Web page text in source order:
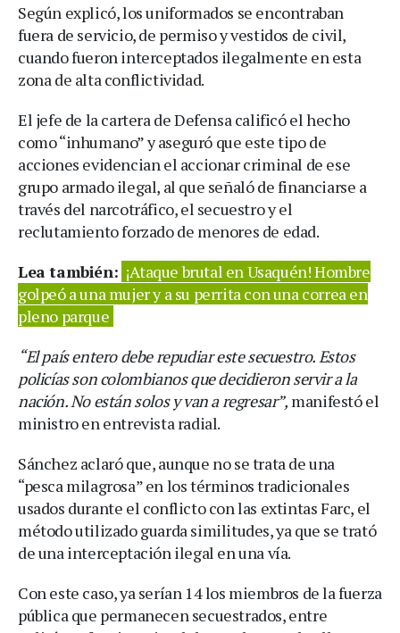
Según explicó, los uniformados se encontraban
fuera de servicio, de permiso y vestidos de civil,
cuando fueron interceptados ilegalmente en esta
zona de alta conflictividad.
El jefe de la cartera de Defensa calificó el hecho
como “inhumano” y aseguró que este tipo de
acciones evidencian el accionar criminal de ese
grupo armado ilegal, al que señaló de financiarse a
través del narcotráfico, el secuestro y el
reclutamiento forzado de menores de edad.
Lea también: ¡Ataque brutal en Usaquén! Hombre
golpeó a una mujer y a su perrita con una correa en
pleno parque
“El país entero debe repudiar este secuestro. Estos
policías son colombianos que decidieron servir a la
nación. No están solos y van a regresar”, manifestó el
ministro en entrevista radial.
Sánchez aclaró que, aunque no se trata de una
“pesca milagrosa” en los términos tradicionales
usados durante el conflicto con las extintas Farc, el
método utilizado guarda similitudes, ya que se trató
de una interceptación ilegal en una vía.
Con este caso, ya serían 14 los miembros de la fuerza
pública que permanecen secuestrados, entre